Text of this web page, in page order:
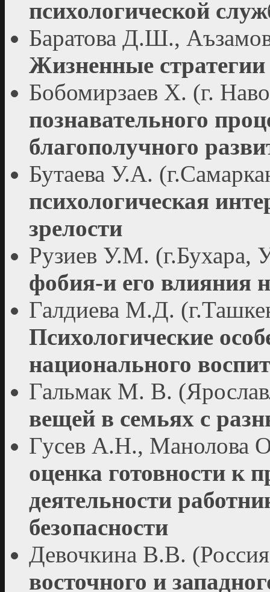
психологической
Баратова Д.Ш.,
Жизненные
Бобомирзаев Х. (г.
познавательного
благополучного
Бутаева У.А.
психологическая
зрелости
Рузиев У.М. (г.Бухара,
фобия-и его влияния
Галдиева М.Д.
Психологические
национального
Гальмак М. В.
вещей в семьях с
Гусев А.Н., Манолова
оценка готовности к
деятельности
безопасности
Девочкина В.В.
восточного и